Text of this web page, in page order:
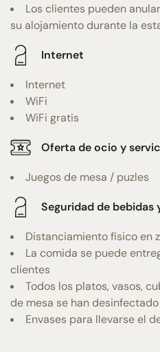
Los clientes pueden
su alojamiento durante la
Internet
Internet
WiFi
WiFi gratis
Oferta de ocio y
Juegos de mesa / puzles
Seguridad de bebidas
Distanciamiento físico en
La comida se puede
clientes
Todos los platos, vasos,
de mesa se han desinfectado
Envases para llevarse el